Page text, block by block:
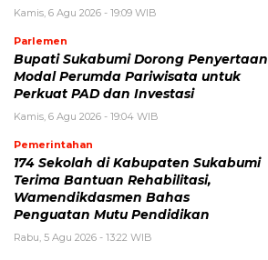
Kamis, 6 Agu 2026 - 19:09 WIB
Parlemen
Bupati Sukabumi Dorong Penyertaan
Modal Perumda Pariwisata untuk
Perkuat PAD dan Investasi
Kamis, 6 Agu 2026 - 19:04 WIB
Pemerintahan
174 Sekolah di Kabupaten Sukabumi
Terima Bantuan Rehabilitasi,
Wamendikdasmen Bahas
Penguatan Mutu Pendidikan
Rabu, 5 Agu 2026 - 13:22 WIB